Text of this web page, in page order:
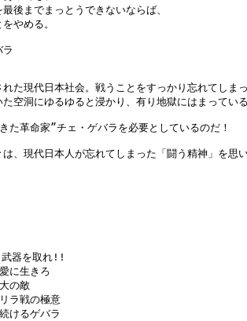
後までまっとうできないならば、
やめる。
た現代日本社会。戦うことをすっかり忘れてしま
空洞にゆるゆると浸かり、有り地獄にはまってい
た革命家”チェ・ゲバラを必要としているのだ！
、現代日本人が忘れてしまった「闘う精神」を思
器を取れ!!
に生きろ
の敵
ラ戦の極意
けるゲバラ